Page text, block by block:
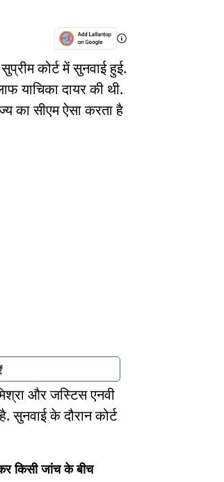
कोर्ट में सुनवाई हुई.
याचिका दायर की थी.
का सीएम ऐसा करता है
और जस्टिस एनवी
सुनवाई के दौरान कोर्ट
किसी जांच के बीच